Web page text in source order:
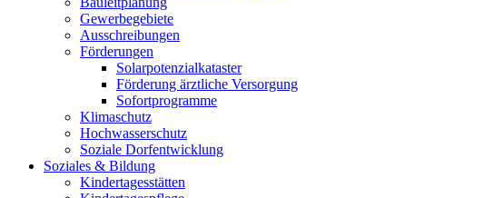
Gewerbegebiete
Ausschreibungen
Förderungen
Solarpotenzialkataster
Förderung ärztliche Versorgung
Sofortprogramme
Klimaschutz
Hochwasserschutz
Soziale Dorfentwicklung
Soziales & Bildung
Kindertagesstätten